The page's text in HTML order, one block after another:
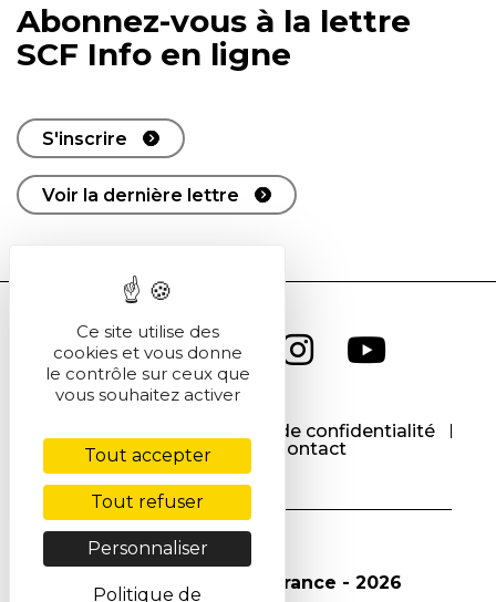
Abonnez-vous à la lettre
SCF Info en ligne
S'inscrire
Voir la dernière lettre
Politique de confidentialité
Cookies
Contact
© Société Chimique de France - 2026
Ce site utilise des
cookies et vous donne
le contrôle sur ceux que
vous souhaitez activer
Tout accepter
Tout refuser
Personnaliser
Politique de